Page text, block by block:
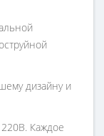
дизайну и
Каждое